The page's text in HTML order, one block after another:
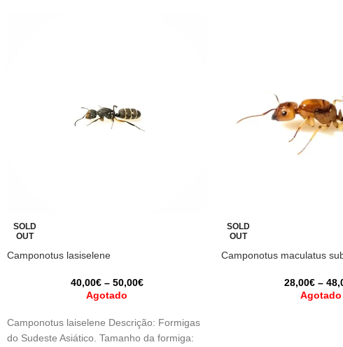
SOLD
OUT
Camponotus lasiselene
40,00€ – 50,00€
Agotado
Camponotus laiselene Descrição: Formigas
do Sudeste Asiático. Tamanho da formiga:
SOLD
OUT
Camponotus maculatus
28,00€ –
Agotado